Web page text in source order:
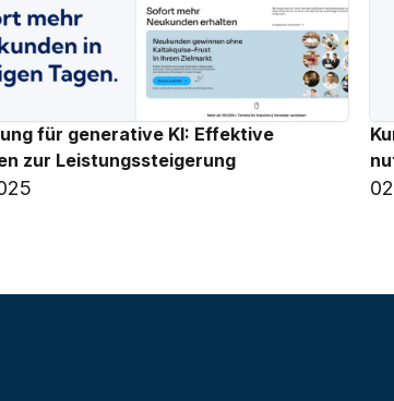
für generative KI: Effektive
zur Leistungssteigerung